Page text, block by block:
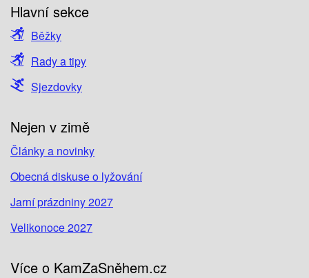
Hlavní sekce
Běžky
Rady a tipy
Sjezdovky
Nejen v zimě
Články a novinky
Obecná diskuse o lyžování
Jarní prázdniny 2027
Velikonoce 2027
Více o KamZaSněhem.cz